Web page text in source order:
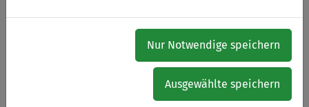
Nur Notwendige speichern
Ausgewählte speichern
nachfolgenden Jahres online an die Stadt
Menden melden, damit eine Berücksichtigung in
der Jahresabrechnung erfolgen kann.Meldung